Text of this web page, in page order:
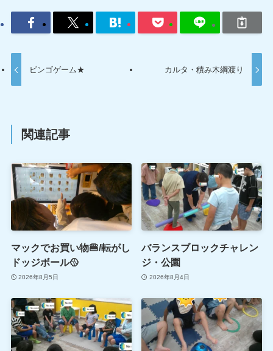
ビンゴゲーム★ カルタ・積み木綱渡り
関連記事
マックでお買い物🍔/転がし
ドッジボール🥎
2026年8月5日
バランスブロックチャレン
ジ・公園
2026年8月4日